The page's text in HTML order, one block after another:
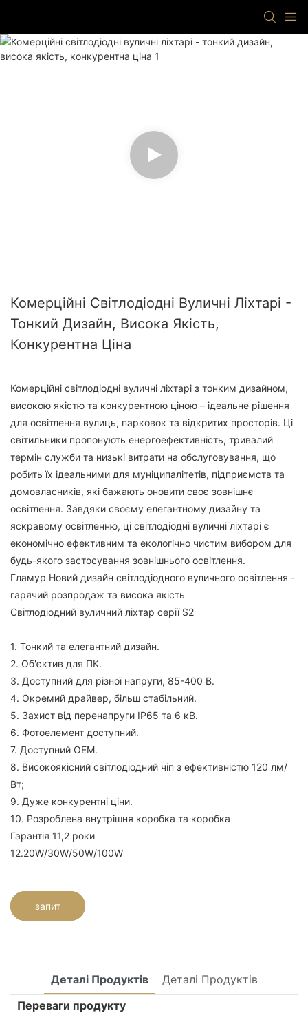
Комерційні Світлодіодні Вуличні Ліхтарі -
Тонкий Дизайн, Висока Якість,
Конкурентна Ціна
Комерційні світлодіодні вуличні ліхтарі з тонким дизайном,
високою якістю та конкурентною ціною – ідеальне рішення
для освітлення вулиць, парковок та відкритих просторів. Ці
світильники пропонують енергоефективність, тривалий
термін служби та низькі витрати на обслуговування, що
робить їх ідеальними для муніципалітетів, підприємств та
домовласників, які бажають оновити своє зовнішнє
освітлення. Завдяки своєму елегантному дизайну та
яскравому освітленню, ці світлодіодні вуличні ліхтарі є
економічно ефективним та екологічно чистим вибором для
будь-якого застосування зовнішнього освітлення.
Гламур Новий дизайн світлодіодного вуличного освітлення -
гарячий розпродаж та висока якість
Світлодіодний вуличний ліхтар серії S2
1. Тонкий та елегантний дизайн.
2. Об'єктив для ПК.
3. Доступний для різної напруги, 85-400 В.
4. Окремий драйвер, більш стабільний.
5. Захист від перенапруги IP65 та 6 кВ.
6. Фотоелемент доступний.
7. Доступний OEM.
8. Високоякісний світлодіодний чіп з ефективністю 120 лм/
Вт;
9. Дуже конкурентні ціни.
10. Розроблена внутрішня коробка та коробка
Гарантія 11,2 роки
12.20W/30W/50W/100W
запит
Деталі Продуктів
Деталі Продуктів
Переваги продукту